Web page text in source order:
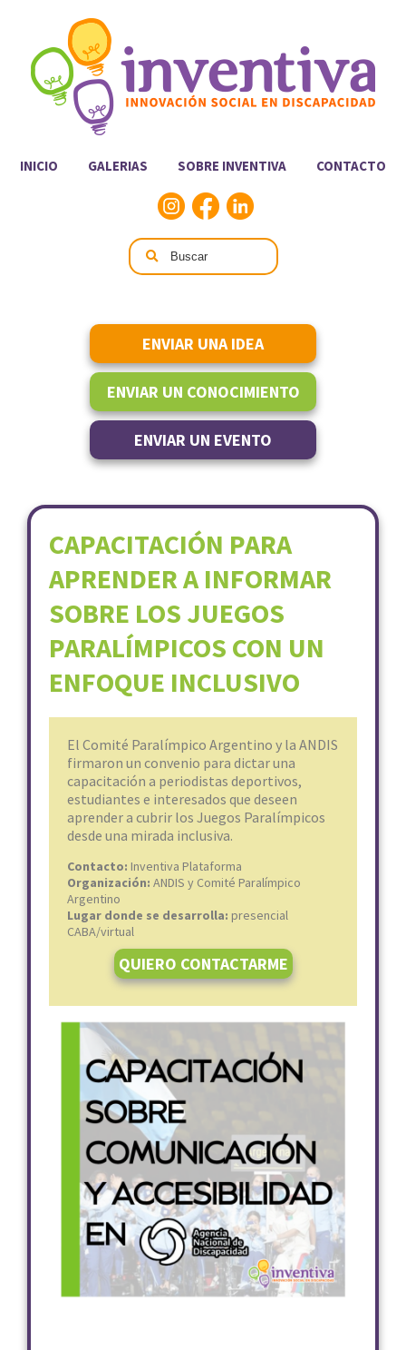
INICIO GALERIAS SOBRE INVENTIVA CONTACTO
ENVIAR UNA IDEA
ENVIAR UN CONOCIMIENTO
ENVIAR UN EVENTO
CAPACITACIÓN PARA
APRENDER A INFORMAR
SOBRE LOS JUEGOS
PARALÍMPICOS CON UN
ENFOQUE INCLUSIVO
El Comité Paralímpico Argentino y la ANDIS
firmaron un convenio para dictar una
capacitación a periodistas deportivos,
estudiantes e interesados que deseen
aprender a cubrir los Juegos Paralímpicos
desde una mirada inclusiva.
Contacto: Inventiva Plataforma
Organización: ANDIS y Comité Paralímpico
Argentino
Lugar donde se desarrolla: presencial
CABA/virtual
QUIERO CONTACTARME